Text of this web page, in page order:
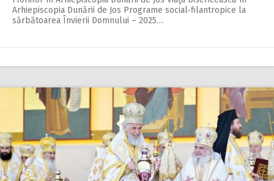
2012
Arhiepiscopia Dunării de Jos Programe social‑filantropice la
sărbătoarea Învierii Domnului – 2025…